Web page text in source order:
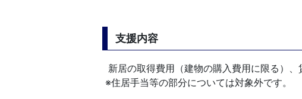
支援内容
新居の取得費用（建物の購入費用に限る）
※住居手当等の部分については対象外です。